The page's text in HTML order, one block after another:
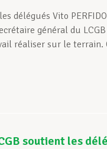
délégués Vito
général du
réaliser sur le terrain.
soutient les